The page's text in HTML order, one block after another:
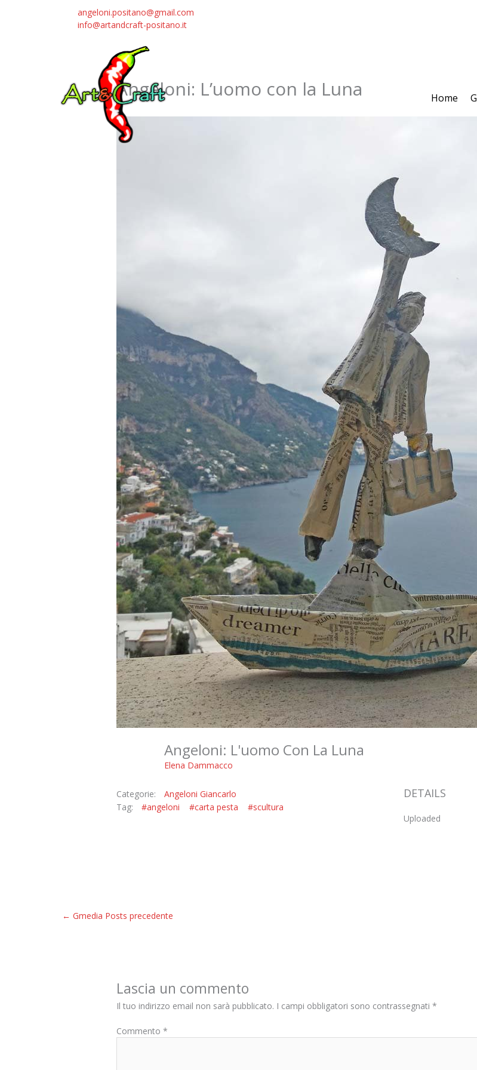
angeloni.positano@gmail.com
info@artandcraft-positano.it
Home
Angeloni: L’uomo con la Luna
Angeloni: L'uomo Con La Luna
Elena Dammacco
Categorie:
Angeloni Giancarlo
Tag:
#angeloni #carta pesta #scultura
DETAILS
Uploaded
← Gmedia Posts precedente
Lascia un commento
Il tuo indirizzo email non sarà pubblicato. I campi obbligatori sono contrassegnati*
Commento*